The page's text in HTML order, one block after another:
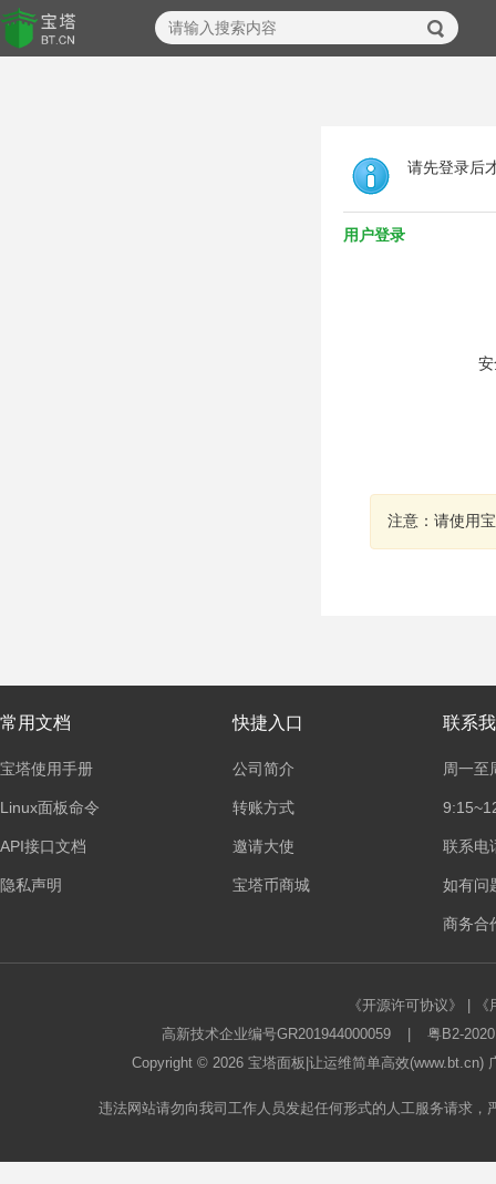
请先登录后
用户登录
注意：请使用
常用文档
宝塔使用手册
Linux面板命令
API接口文档
隐私声明
快捷入口
公司简介
转账方式
邀请大使
宝塔币商城
联系
周一至
联系电
如有问
商务合
《开源许可协议》
高新技术企业编号GR201944000059
粤B2-
Copyright © 2026 宝塔面板 |让运维简单高效
违法网站请勿向我司工作人员发起任何形式的人工服务请求，